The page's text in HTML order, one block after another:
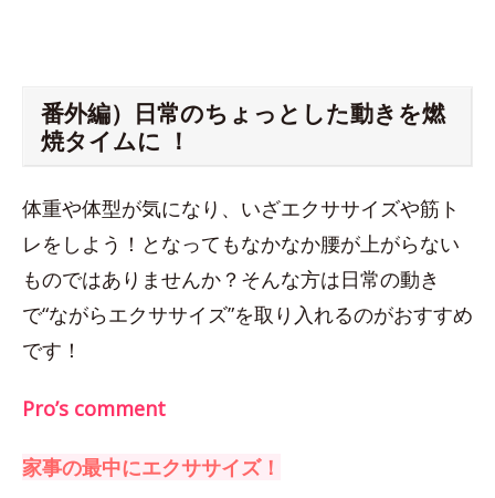
番外編）日常のちょっとした動きを燃
焼タイムに ！
体重や体型が気になり、いざエクササイズや筋ト
レをしよう！となってもなかなか腰が上がらない
ものではありませんか？そんな方は日常の動き
で“ながらエクササイズ”を取り入れるのがおすすめ
です！
Pro’s comment
家事の最中にエクササイズ！